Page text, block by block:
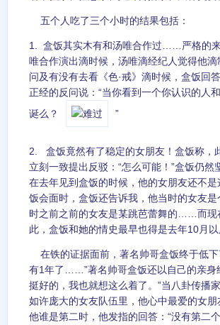
五个人吃了三个小时的结果包括：
1. 盒饭其实木有和汤唯合作过……严格的来
唯合作演出滴时候，汤唯滴经纪人觉得他
问及有没有去看《色·戒》滴时候，盒饭回
正经的反问说：“当你看到一个你认识的人
诞么？
”
2. 盒饭竟然有了稳定的女朋友！盒饭称，
立刻一致提出反驳：“怎么可能！”盒饭仍
在去年见到盒饭的时候，他的女朋友还不
饭会面时，盒饭还告诉我，他当时的女友
时之前之前的女友是某跳芭蕾舞的……而现
此，盒饭和她的情史最早也得是去年10月
在铁的证据面前，著名帅哥盒饭终于低
有1年了……”著名帅哥盒饭还以自己的亲身
挺好的，我也就想这么着了。”当八卦传播
如许庞大的女友队伍里，他心中最爱的女
他谁是第二时，他发指的回答：“没有第二